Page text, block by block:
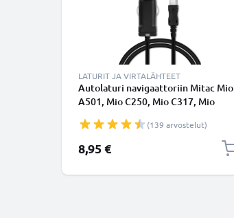
LATURIT JA VIRTALÄHTEET
Autolaturi navigaattoriin Mitac Mio
A501, Mio C250, Mio C317, Mio
1A / 1000mA, tupakansytytinlaturin
johto 1.1m
(139 arvostelut)
8,95 €